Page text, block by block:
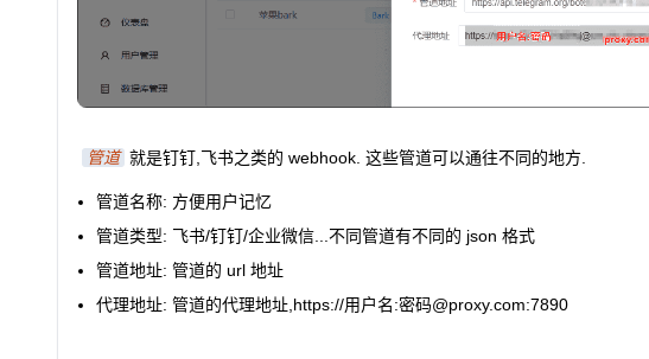
管道 就是钉钉,飞书之类的 webhook. 这些管道可以通往不同的地方.
管道名称: 方便用户记忆
管道类型: 飞书/钉钉/企业微信...不同管道有不同的 json 格式
管道地址: 管道的 url 地址
代理地址: 管道的代理地址,https://用户名:密码@proxy.com:7890